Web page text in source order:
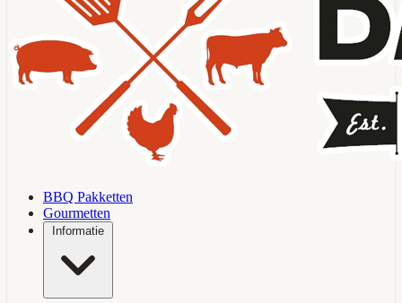
BBQ Pakketten
Gourmetten
Informatie